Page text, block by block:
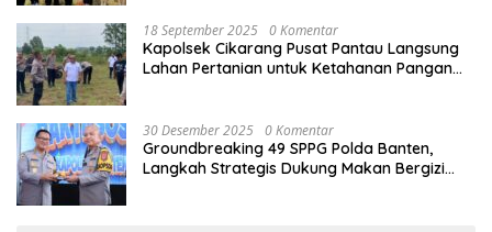
18 September 2025 0 Komentar
Kapolsek Cikarang Pusat Pantau Langsung
Lahan Pertanian untuk Ketahanan Pangan
30 Desember 2025 0 Komentar
Groundbreaking 49 SPPG Polda Banten,
Langkah Strategis Dukung Makan Bergizi